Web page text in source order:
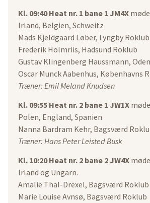
Kl. 09:40 Heat nr. 1 bane 1 JM4X
Irland, Belgien, Schweitz
Mads Kjeldgaard Løber, Lyngby Roklub
Frederik Holmriis, Hadsund Roklub
Gustav Klingenberg Haussmann,
Oscar Munck Aabenhus, Københavns
Træner: Emil Meland Knudsen
Kl. 09:55 Heat nr. 2 bane 1 JW1X
Polen, England, Spanien
Nanna Bardram Kehr, Bagsværd
Træner: Hans Peter Leisted Busk
Kl. 10:20 Heat nr. 2 bane 2 JW4X
Irland og Ungarn.
Amalie Thal-Drexel, Bagsværd Roklub
Marie Louise Avnsø, Bagsværd Roklub